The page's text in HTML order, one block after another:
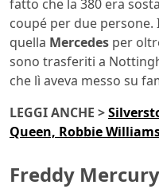
fatto che la 380 era
coupé per due
quella Mercedes per
sono trasferiti a
che lì aveva messo su
LEGGI ANCHE >
Queen, Robbie
Freddy